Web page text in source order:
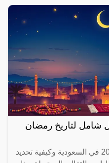
2025؟ دليل شامل لتاريخ رمضان
اكتشف متى يبدأ رمضان 2025 في السعودية وكيفية تحديد